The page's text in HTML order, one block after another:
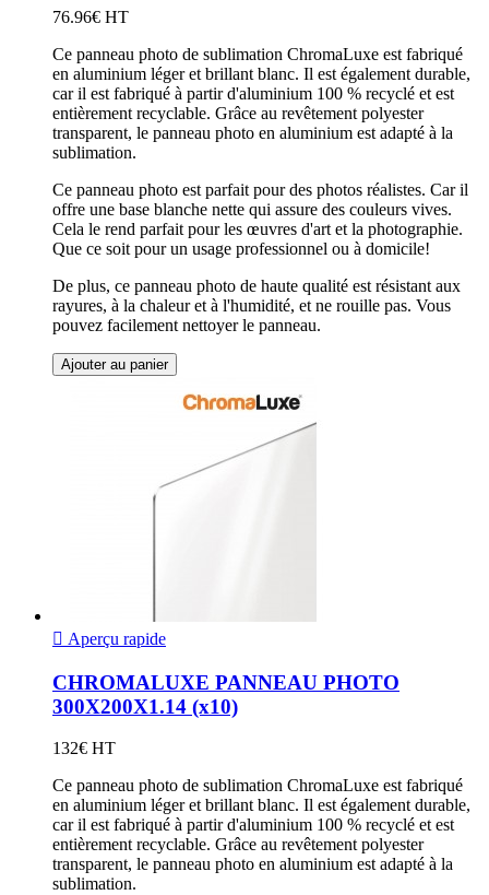
76.96€ HT
Ce panneau photo de sublimation ChromaLuxe est fabriqué
en aluminium léger et brillant blanc. Il est également durable,
car il est fabriqué à partir d'aluminium 100 % recyclé et est
entièrement recyclable. Grâce au revêtement polyester
transparent, le panneau photo en aluminium est adapté à la
sublimation.
Ce panneau photo est parfait pour des photos réalistes. Car il
offre une base blanche nette qui assure des couleurs vives.
Cela le rend parfait pour les œuvres d'art et la photographie.
Que ce soit pour un usage professionnel ou à domicile!
De plus, ce panneau photo de haute qualité est résistant aux
rayures, à la chaleur et à l'humidité, et ne rouille pas. Vous
pouvez facilement nettoyer le panneau.
Ajouter au panier
 Aperçu rapide
CHROMALUXE PANNEAU PHOTO
300X200X1.14 (x10)
132€ HT
Ce panneau photo de sublimation ChromaLuxe est fabriqué
en aluminium léger et brillant blanc. Il est également durable,
car il est fabriqué à partir d'aluminium 100 % recyclé et est
entièrement recyclable. Grâce au revêtement polyester
transparent, le panneau photo en aluminium est adapté à la
sublimation.